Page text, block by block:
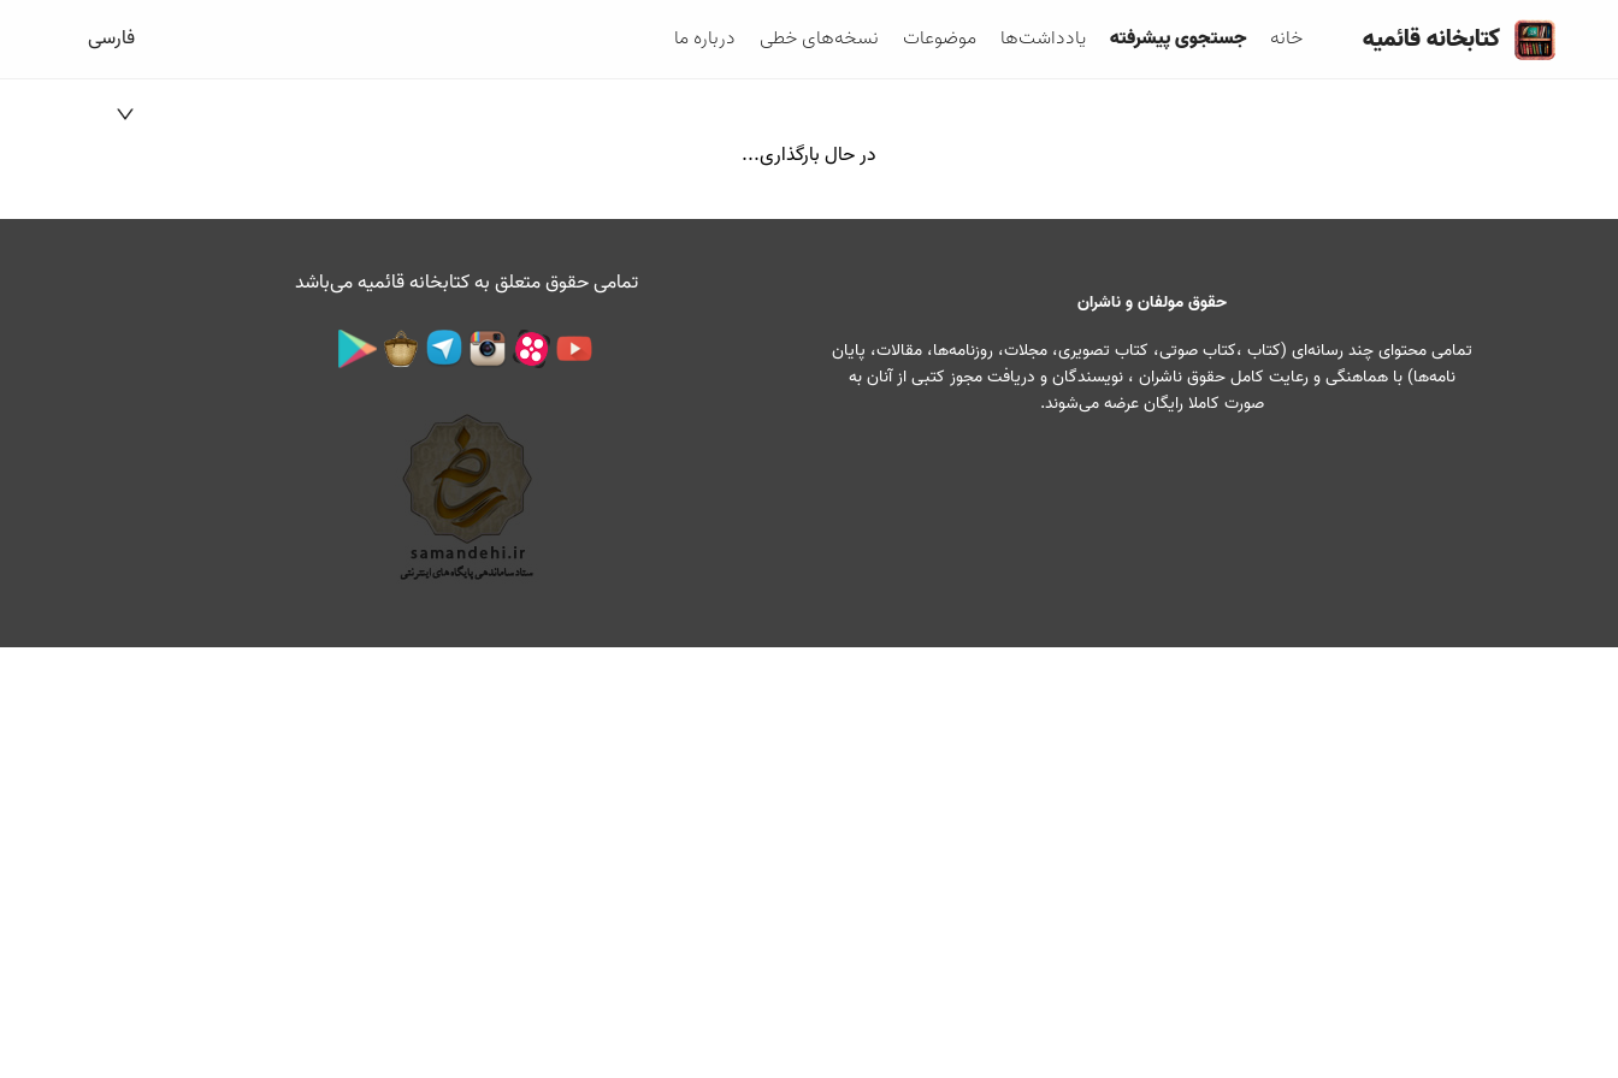
کتابخانه قائمیه خانه جستجوی پیشرفته یادداشت‌ها موضوعات نسخه‌های خطی درباره ما فارسی
در حال بارگذاری...
حقوق مولفان و ناشران
تمامی محتوای چند رسانه‌ای (کتاب ،کتاب صوتی، کتاب تصویری، مجلات، روزنامه‌ها، مقالات، پایان
نامه‌ها) با هماهنگی و رعایت کامل حقوق ناشران ، نویسندگان و دریافت مجوز کتبی از آنان به
صورت کاملا رایگان عرضه می‌شوند.
تمامی حقوق متعلق بهکتابخانه قائمیهمی‌باشد